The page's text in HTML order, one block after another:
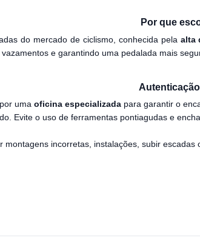
Por que
do mercado de ciclismo, conhecida pela alta
e garantindo uma pedalada mais
uma oficina especializada para garantir o
Evite o uso de ferramentas pontiagudas e
montagens incorretas, instalações, subir